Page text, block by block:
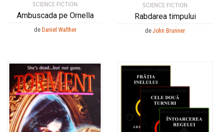
SCIENCE FICTION
Ambuscada pe Ornella
de Daniel Walther
SCIENCE FICTION
Rabdarea timpului
de John Brunner